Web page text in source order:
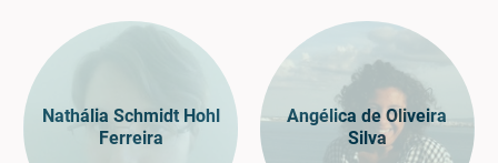
Nathália Schmidt Hohl
Ferreira
Angélica de Oliveira
Silva